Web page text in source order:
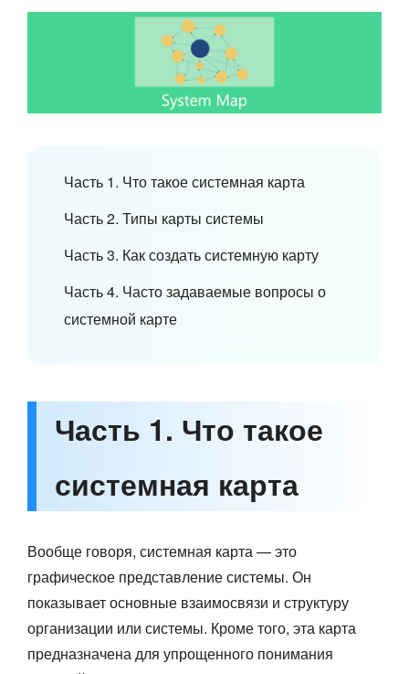
Часть 1. Что такое системная карта
Часть 2. Типы карты системы
Часть 3. Как создать системную карту
Часть 4. Часто задаваемые вопросы о
системной карте
Часть 1. Что такое
системная карта
Вообще говоря, системная карта — это
графическое представление системы. Он
показывает основные взаимосвязи и структуру
организации или системы. Кроме того, эта карта
предназначена для упрощенного понимания